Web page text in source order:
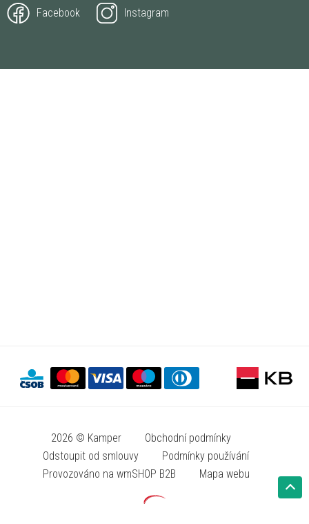
Facebook Instagram
2026 © Kamper
Obchodní podmínky
Odstoupit od smlouvy
Podmínky používání
Provozováno na wmSHOP B2B
Mapa webu